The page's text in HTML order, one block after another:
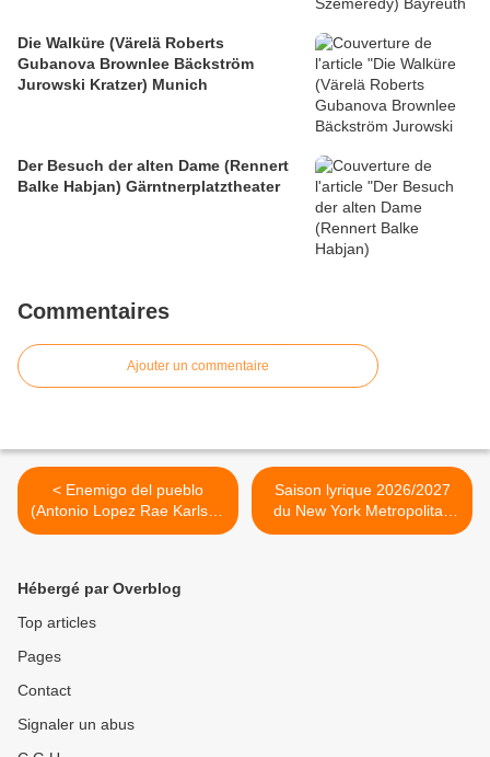
Die Walküre (Värelä Roberts
Gubanova Brownlee Bäckström
Jurowski Kratzer) Munich
Der Besuch der alten Dame (Rennert
Balke Habjan) Gärntnerplatztheater
Commentaires
Ajouter un commentaire
< Enemigo del pueblo
(Antonio Lopez Rae Karlsen
Rigola) Teatro Real de
Saison lyrique 2026/2027
du New York Metropolitan
Opera - MET >
Hébergé par Overblog
Top articles
Pages
Contact
Signaler un abus